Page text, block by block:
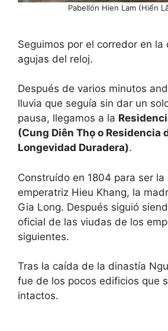
Pabellón Hien Lam (Hiển
Seguimos por el corredor en la
agujas del reloj.
Después de varios minutos
lluvia que seguía sin dar un
pausa, llegamos a la
(Cung Diên Thọ o Residencia
Longevidad Duradera).
Construído en 1804 para ser
emperatriz Hieu Khang, la
Gia Long. Después siguió
oficial de las viudas de los
siguientes.
Tras la caída de la dinastía
fue de los pocos edificios que
intactos.